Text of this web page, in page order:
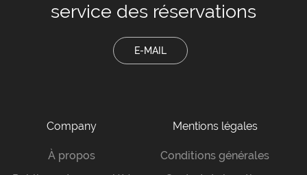
service des réservations
E-MAIL
Company
À propos
Mentions légales
Conditions générales